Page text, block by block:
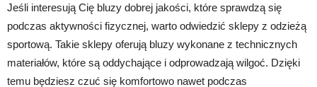
Jeśli interesują Cię bluzy dobrej jakości, które sprawdzą się
podczas aktywności fizycznej, warto odwiedzić sklepy z odzieżą
sportową. Takie sklepy oferują bluzy wykonane z technicznych
materiałów, które są oddychające i odprowadzają wilgoć. Dzięki
temu będziesz czuć się komfortowo nawet podczas